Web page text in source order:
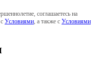
соглашаетесь на
Условиями , а также с Условиями